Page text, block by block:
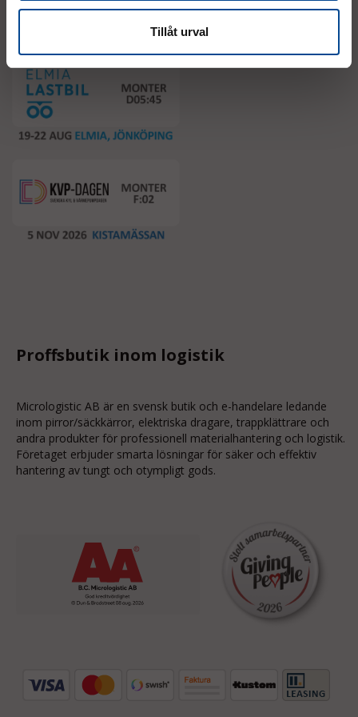
Tillåt urval
Event
Proffsbutik inom logistik
Micrologistic AB är en svensk butik och e-handelare ledande
inom pirror/säckkärror, elektriska dragare, trappklättrare och
andra produkter för professionell materialhantering och logistik.
Företaget erbjuder smarta lösningar för säker och effektiv
hantering av tungt och otympligt gods.